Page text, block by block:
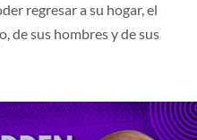
regresar a su hogar, el
de sus hombres y de sus